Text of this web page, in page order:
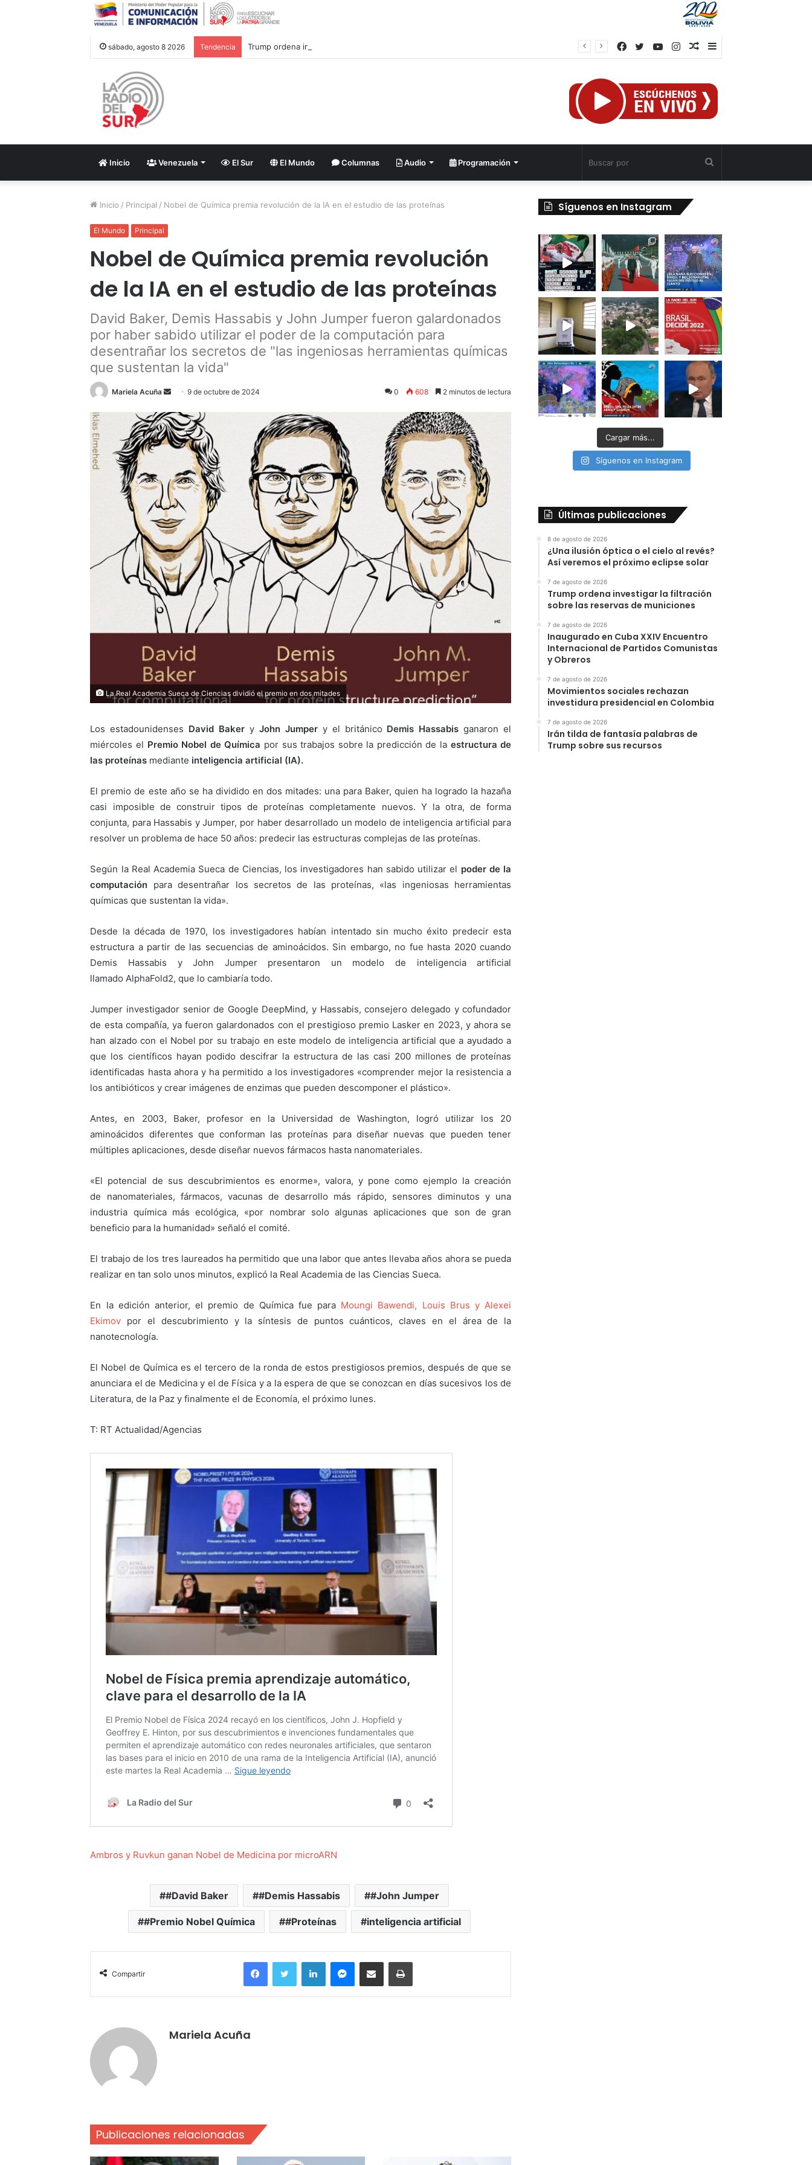
sábado, agosto 8 2026 Tendencia Trump ordena investigar la filtración sobre las reservas de municiones
Barra
Publicación
azar
Instagram
YouTube
Twitter
Facebook
Inicio Venezuela El Sur El Mundo Columnas Audio Programación
Inicio / Principal / Nobel de Química premia revolución de la IA en el estudio de las proteínas
El Mundo Principal
Nobel de Química premia revolución
de la IA en el estudio de las proteínas
David Baker, Demis Hassabis y John Jumper fueron galardonados
por haber sabido utilizar el poder de la computación para
desentrañar los secretos de "las ingeniosas herramientas químicas
que sustentan la vida"
Mariela Acuña
Send
email
9 de octubre de 2024 0 608 2 minutos de lectura
La Real Academia Sueca de Ciencias dividió el premio en dos mitades
Los estadounidenses David Baker y John Jumpery el británico Demis Hassabis ganaron el
miércoles el Premio Nobel de Química por sus trabajos sobre la predicción de la estructura de
las proteínas mediante inteligencia artificial (IA).
El premio de este año se ha dividido en dos mitades: una para Baker, quien ha logrado la hazaña
casi imposible de construir tipos de proteínas completamente nuevos. Y la otra, de forma
conjunta, para Hassabis y Jumper, por haber desarrollado un modelo de inteligencia artificial para
resolver un problema de hace 50 años: predecir las estructuras complejas de las proteínas.
Según la Real Academia Sueca de Ciencias, los investigadores han sabido utilizar el poder de la
computación para desentrañar los secretos de las proteínas, «las ingeniosas herramientas
químicas que sustentan la vida».
Desde la década de 1970, los investigadores habían intentado sin mucho éxito predecir esta
estructura a partir de las secuencias de aminoácidos. Sin embargo, no fue hasta 2020 cuando
Demis Hassabis y John Jumper presentaron un modelo de inteligencia artificial
llamado AlphaFold2, que lo cambiaría todo.
Jumper investigador senior de Google DeepMind, y Hassabis, consejero delegado y cofundador
de esta compañía, ya fueron galardonados con el prestigioso premio Lasker en 2023, y ahora se
han alzado con el Nobel por su trabajo en este modelo de inteligencia artificial que a ayudado a
que los científicos hayan podido descifrar la estructura de las casi 200 millones de proteínas
identificadas hasta ahora y ha permitido a los investigadores «comprender mejor la resistencia a
los antibióticos y crear imágenes de enzimas que pueden descomponer el plástico».
Antes, en 2003, Baker, profesor en la Universidad de Washington, logró utilizar los 20
aminoácidos diferentes que conforman las proteínas para diseñar nuevas que pueden tener
múltiples aplicaciones, desde diseñar nuevos fármacos hasta nanomateriales.
«El potencial de sus descubrimientos es enorme», valora, y pone como ejemplo la creación
de nanomateriales, fármacos, vacunas de desarrollo más rápido, sensores diminutos y una
industria química más ecológica, «por nombrar solo algunas aplicaciones que son de gran
beneficio para la humanidad» señaló el comité.
El trabajo de los tres laureados ha permitido que una labor que antes llevaba años ahora se pueda
realizar en tan solo unos minutos, explicó la Real Academia de las Ciencias Sueca.
En la edición anterior, el premio de Química fue para Moungi Bawendi, Louis Brus y Alexei
Ekimov por el descubrimiento y la síntesis de puntos cuánticos, claves en el área de la
nanotecnología.
El Nobel de Química es el tercero de la ronda de estos prestigiosos premios, después de que se
anunciara el de Medicina y el de Física y a la espera de que se conozcan en días sucesivos los de
Literatura, de la Paz y finalmente el de Economía, el próximo lunes.
T: RT Actualidad/Agencias
Ambros y Ruvkun ganan Nobel de Medicina por microARN
#David Baker #Demis Hassabis #John Jumper
#Premio Nobel Química #Proteínas inteligencia artificial
Compartir
FacebookTwitter LinkedInMessengerCompartir por correo electrónicoImprimir
Mariela Acuña
Publicaciones relacionadas
Síguenos en Instagram
Cargar más...
Síguenos en Instagram
Últimas publicaciones
8 de agosto de 2026
¿Una ilusión óptica o el cielo al revés?
Así veremos el próximo eclipse solar
7 de agosto de 2026
Trump ordena investigar la filtración
sobre las reservas de municiones
7 de agosto de 2026
Inaugurado en Cuba XXIV Encuentro
Internacional de Partidos Comunistas
y Obreros
7 de agosto de 2026
Movimientos sociales rechazan
investidura presidencial en Colombia
7 de agosto de 2026
Irán tilda de fantasía palabras de
Trump sobre sus recursos